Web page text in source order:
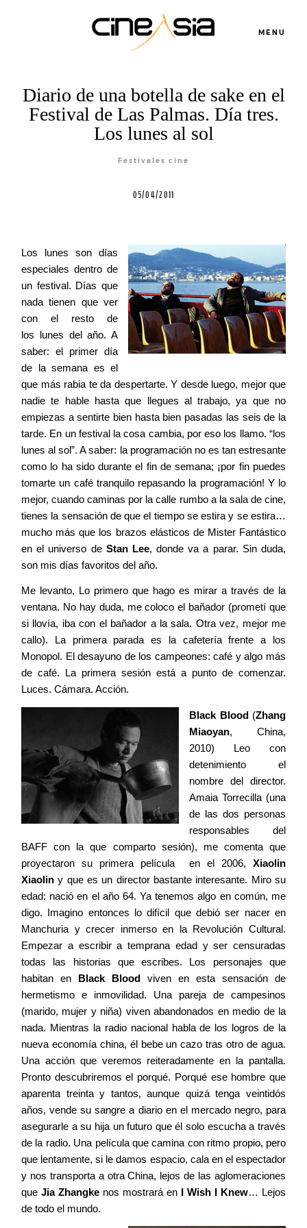
MENU
Diario de una botella de sake en el
Festival de Las Palmas. Día tres.
Los lunes al sol
Festivales cine
05/04/2011
Los lunes son días
especiales dentro de
un festival. Días que
nada tienen que ver
con el resto de
los lunes del año. A
saber: el primer día
de la semana es el
que más rabia te da despertarte. Y desde luego, mejor que
nadie te hable hasta que llegues al trabajo, ya que no
empiezas a sentirte bien hasta bien pasadas las seis de la
tarde. En un festival la cosa cambia, por eso los llamo. “los
lunes al sol”. A saber: la programación no es tan estresante
como lo ha sido durante el fin de semana; ¡por fin puedes
tomarte un café tranquilo repasando la programación! Y lo
mejor, cuando caminas por la calle rumbo a la sala de cine,
tienes la sensación de que el tiempo se estira y se estira…
mucho más que los brazos elásticos de Mister Fantástico
en el universo de Stan Lee, donde va a parar. Sin duda,
son mis días favoritos del año.
Me levanto, Lo primero que hago es mirar a través de la
ventana. No hay duda, me coloco el bañador (prometí que
si llovía, iba con el bañador a la sala. Otra vez, mejor me
callo). La primera parada es la cafetería frente a los
Monopol. El desayuno de los campeones: café y algo más
de café. La primera sesión está a punto de comenzar.
Luces. Cámara. Acción.
Black Blood (Zhang
Miaoyan, China,
2010) Leo con
detenimiento el
nombre del director.
Amaia Torrecilla (una
de las dos personas
responsables del
BAFF con la que comparto sesión), me comenta que
proyectaron su primera película
en el 2006, Xiaolin
Xiaoliny que es un director bastante interesante. Miro su
edad: nació en el año 64. Ya tenemos algo en común, me
digo. Imagino entonces lo difícil que debió ser nacer en
Manchuria y crecer inmerso en la Revolución Cultural.
Empezar a escribir a temprana edad y ser censuradas
todas las historias que escribes. Los personajes que
habitan en Black Blood viven en esta sensación de
hermetismo e inmovilidad. Una pareja de campesinos
(marido, mujer y niña) viven abandonados en medio de la
nada. Mientras la radio nacional habla de los logros de la
nueva economía china, él bebe un cazo tras otro de agua.
Una acción que veremos reiteradamente en la pantalla.
Pronto descubriremos el porqué. Porqué ese hombre que
aparenta treinta y tantos, aunque quizá tenga veintidós
años, vende su sangre a diario en el mercado negro, para
asegurarle a su hija un futuro que él solo escucha a través
de la radio. Una película que camina con ritmo propio, pero
que lentamente, si le damos espacio, cala en el espectador
y nos transporta a otra China, lejos de las aglomeraciones
que Jia Zhangke nos mostrará en I Wish I Knew… Lejos
de todo el mundo.
Equipo
Blog
Agenda
©2026 COPYRIGHT FLOTHEMES